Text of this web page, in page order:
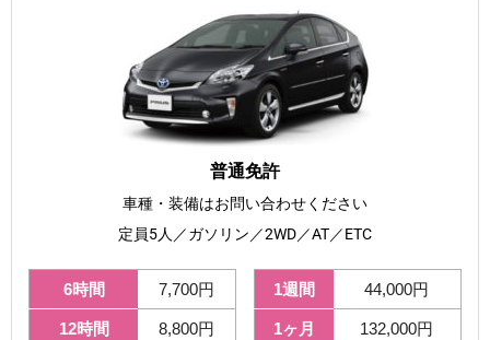
普通免許
車種・装備はお問い合わせください
定員5人／ガソリン／2WD／AT／ETC
6時間 7,700円
12時間 8,800円
1週間 44,000円
1ヶ月 132,000円